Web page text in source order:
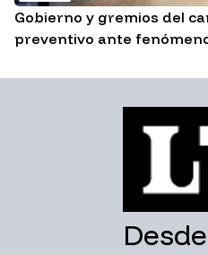
Gobierno y gremios del
preventivo ante